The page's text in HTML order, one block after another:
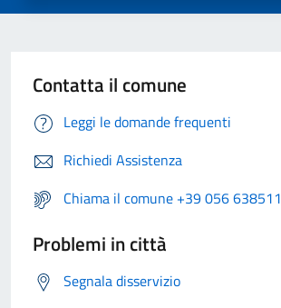
Contatta il comune
Leggi le domande frequenti
Richiedi Assistenza
Chiama il comune +39 056 638511
Problemi in città
Segnala disservizio